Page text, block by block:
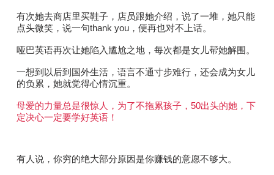
有次她去商店里买鞋子，店员跟她介绍，说了一堆，她只能
点头微笑，说一句thank you，便再也对不上话。
哑巴英语再次让她陷入尴尬之地， 每次都是女儿帮她解围。
一想到以后到国外生活，语言不通寸步难行，还会成为女儿
的负累，她就觉得心情沉重。
母爱的力量总是很惊人，为了不拖累孩子，50出头的她，下
定决心一定要学好英语！
有人说，你穷的绝大部分原因是你赚钱的意愿不够大。